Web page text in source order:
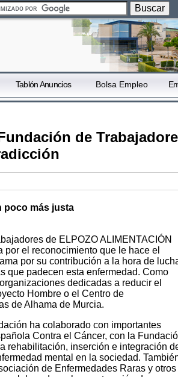
Tablón Anuncios Bolsa Empleo
de
poco más justa
de ELPOZO ALIMENTACIÓN
por el reconocimiento que le hace el
por su contribución a la hora de
que padecen esta enfermedad. Como
dedicadas a reducir el
Hombre o el Centro de
de Alhama de Murcia.
ha colaborado con importantes
Contra el Cáncer, con la
rehabilitación, inserción e integración
mental en la sociedad.
de Enfermedades Raras y otros